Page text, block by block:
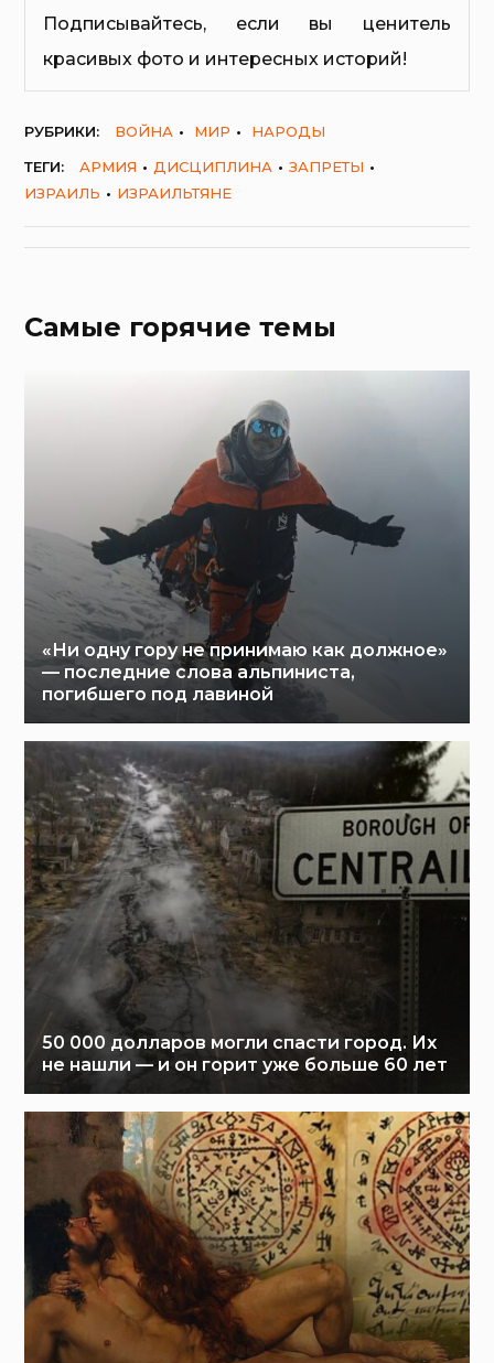
Подписывайтесь, если вы ценитель
красивых фото и интересных историй!
РУБРИКИ: ВОЙНА МИР
НАРОДЫ
ТЕГИ:
АРМИЯ ДИСЦИПЛИНА
ЗАПРЕТЫ
ИЗРАИЛЬ
ИЗРАИЛЬТЯНЕ
Самые горячие темы
«Ни одну гору не принимаю как должное»
— последние слова альпиниста,
погибшего под лавиной
50 000 долларов могли спасти город. Их
не нашли — и он горит уже больше 60 лет